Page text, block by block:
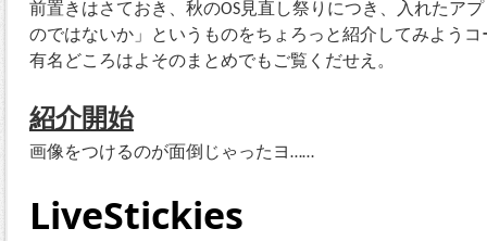
前置きはさておき、秋のOS見直し祭りにつき、入れたア
のではないか」というものをちょろっと紹介してみようコ
有名どころはよそのまとめでもご覧くだせえ。
紹介開始
画像をつけるのが面倒じゃったヨ……
LiveStickies